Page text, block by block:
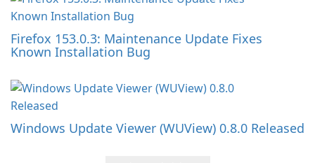
Firefox 153.0.3: Maintenance Update Fixes
Known Installation Bug
Windows Update Viewer (WUView) 0.8.0 Released